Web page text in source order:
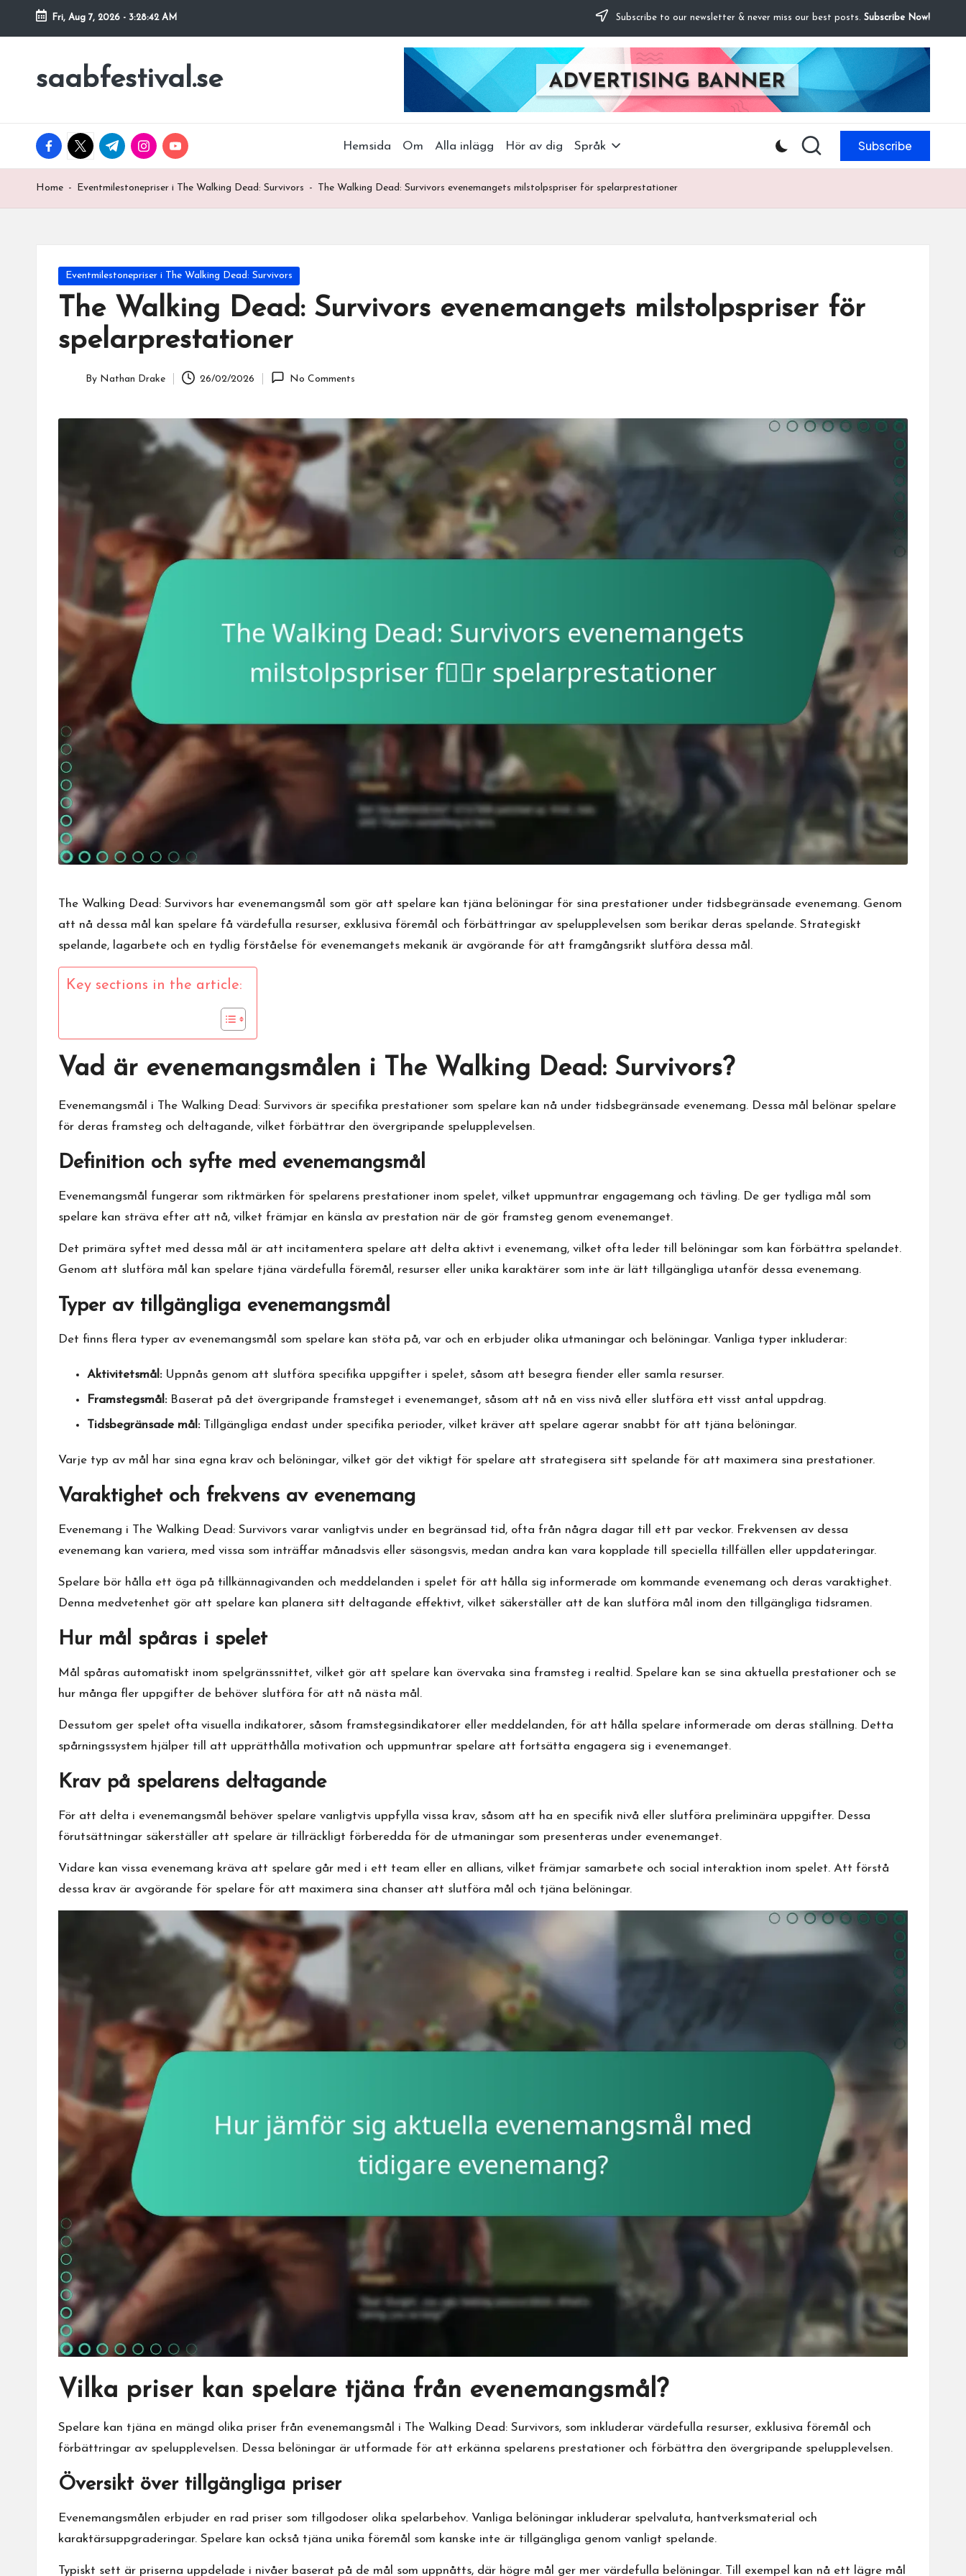
Skip
content
Fri, Aug 7, 2026 - 3:28:43 AM Subscribe to our newsletter & never miss our best posts. Subscribe Now!
saabfestival.se
facebook.com
twitter.com
t.me instagram.com
youtube.com Hemsida Om Alla inlägg Hör av dig Språk Subscribe
Home - Eventmilestonepriser i The Walking Dead: Survivors - The Walking Dead: Survivors evenemangets milstolpspriser för spelarprestationer
Posted
in
Eventmilestonepriser i The Walking Dead: Survivors
The Walking Dead: Survivors evenemangets milstolpspriser för
spelarprestationer
By Nathan Drake 26/02/2026 No Comments
The Walking Dead: Survivors har evenemangsmål som gör att spelare kan tjäna belöningar för sina prestationer under tidsbegränsade evenemang. Genom
att nå dessa mål kan spelare få värdefulla resurser, exklusiva föremål och förbättringar av spelupplevelsen som berikar deras spelande. Strategiskt
spelande, lagarbete och en tydlig förståelse för evenemangets mekanik är avgörande för att framgångsrikt slutföra dessa mål.
Key sections in the article:
Vad är evenemangsmålen i The Walking Dead: Survivors?
Evenemangsmål i The Walking Dead: Survivors är specifika prestationer som spelare kan nå under tidsbegränsade evenemang. Dessa mål belönar spelare
för deras framsteg och deltagande, vilket förbättrar den övergripande spelupplevelsen.
Definition och syfte med evenemangsmål
Evenemangsmål fungerar som riktmärken för spelarens prestationer inom spelet, vilket uppmuntrar engagemang och tävling. De ger tydliga mål som
spelare kan sträva efter att nå, vilket främjar en känsla av prestation när de gör framsteg genom evenemanget.
Det primära syftet med dessa mål är att incitamentera spelare att delta aktivt i evenemang, vilket ofta leder till belöningar som kan förbättra spelandet.
Genom att slutföra mål kan spelare tjäna värdefulla föremål, resurser eller unika karaktärer som inte är lätt tillgängliga utanför dessa evenemang.
Typer av tillgängliga evenemangsmål
Det finns flera typer av evenemangsmål som spelare kan stöta på, var och en erbjuder olika utmaningar och belöningar. Vanliga typer inkluderar:
Aktivitetsmål:Uppnås genom att slutföra specifika uppgifter i spelet, såsom att besegra fiender eller samla resurser.
Framstegsmål:Baserat på det övergripande framsteget i evenemanget, såsom att nå en viss nivå eller slutföra ett visst antal uppdrag.
Tidsbegränsade mål:Tillgängliga endast under specifika perioder, vilket kräver att spelare agerar snabbt för att tjäna belöningar.
Varje typ av mål har sina egna krav och belöningar, vilket gör det viktigt för spelare att strategisera sitt spelande för att maximera sina prestationer.
Varaktighet och frekvens av evenemang
Evenemang i The Walking Dead: Survivors varar vanligtvis under en begränsad tid, ofta från några dagar till ett par veckor. Frekvensen av dessa
evenemang kan variera, med vissa som inträffar månadsvis eller säsongsvis, medan andra kan vara kopplade till speciella tillfällen eller uppdateringar.
Spelare bör hålla ett öga på tillkännagivanden och meddelanden i spelet för att hålla sig informerade om kommande evenemang och deras varaktighet.
Denna medvetenhet gör att spelare kan planera sitt deltagande effektivt, vilket säkerställer att de kan slutföra mål inom den tillgängliga tidsramen.
Hur mål spåras i spelet
Mål spåras automatiskt inom spelgränssnittet, vilket gör att spelare kan övervaka sina framsteg i realtid. Spelare kan se sina aktuella prestationer och se
hur många fler uppgifter de behöver slutföra för att nå nästa mål.
Dessutom ger spelet ofta visuella indikatorer, såsom framstegsindikatorer eller meddelanden, för att hålla spelare informerade om deras ställning. Detta
spårningssystem hjälper till att upprätthålla motivation och uppmuntrar spelare att fortsätta engagera sig i evenemanget.
Krav på spelarens deltagande
För att delta i evenemangsmål behöver spelare vanligtvis uppfylla vissa krav, såsom att ha en specifik nivå eller slutföra preliminära uppgifter. Dessa
förutsättningar säkerställer att spelare är tillräckligt förberedda för de utmaningar som presenteras under evenemanget.
Vidare kan vissa evenemang kräva att spelare går med i ett team eller en allians, vilket främjar samarbete och social interaktion inom spelet. Att förstå
dessa krav är avgörande för spelare för att maximera sina chanser att slutföra mål och tjäna belöningar.
Vilka priser kan spelare tjäna från evenemangsmål?
Spelare kan tjäna en mängd olika priser från evenemangsmål i The Walking Dead: Survivors, som inkluderar värdefulla resurser, exklusiva föremål och
förbättringar av spelupplevelsen. Dessa belöningar är utformade för att erkänna spelarens prestationer och förbättra den övergripande spelupplevelsen.
Översikt över tillgängliga priser
Evenemangsmålen erbjuder en rad priser som tillgodoser olika spelarbehov. Vanliga belöningar inkluderar spelvaluta, hantverksmaterial och
karaktärsuppgraderingar. Spelare kan också tjäna unika föremål som kanske inte är tillgängliga genom vanligt spelande.
Typiskt sett är priserna uppdelade i nivåer baserat på de mål som uppnåtts, där högre mål ger mer värdefulla belöningar. Till exempel kan nå ett lägre mål